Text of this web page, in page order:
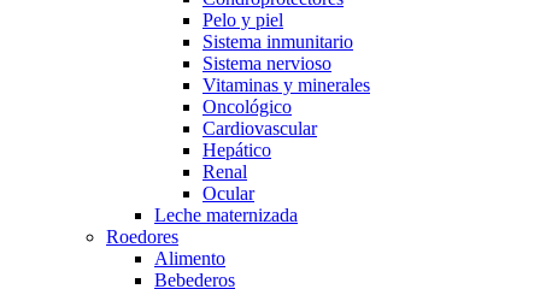
Pelo y piel
Sistema inmunitario
Sistema nervioso
Vitaminas y minerales
Oncológico
Cardiovascular
Hepático
Renal
Ocular
Leche maternizada
Roedores
Alimento
Bebederos